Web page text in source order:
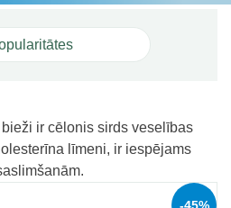
ir cēlonis sirds veselības
līmeni, ir iespējams